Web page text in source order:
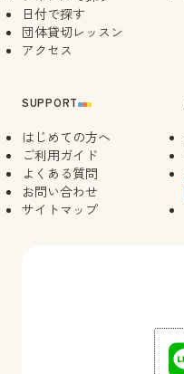
日付で探す
団体貸切レッスン
アクセス
SUPPORT
はじめての方へ
ご利用ガイド
よくある質問
お問い合わせ
サイトマップ